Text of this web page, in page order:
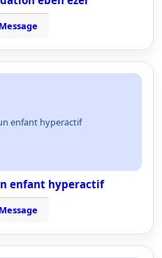
enfant hyperactif
enfant hyperactif